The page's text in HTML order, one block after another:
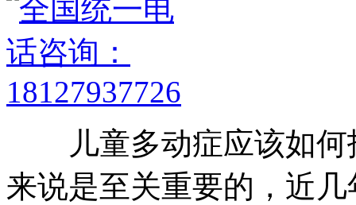
儿童多动症应该如何
来说是至关重要的，近